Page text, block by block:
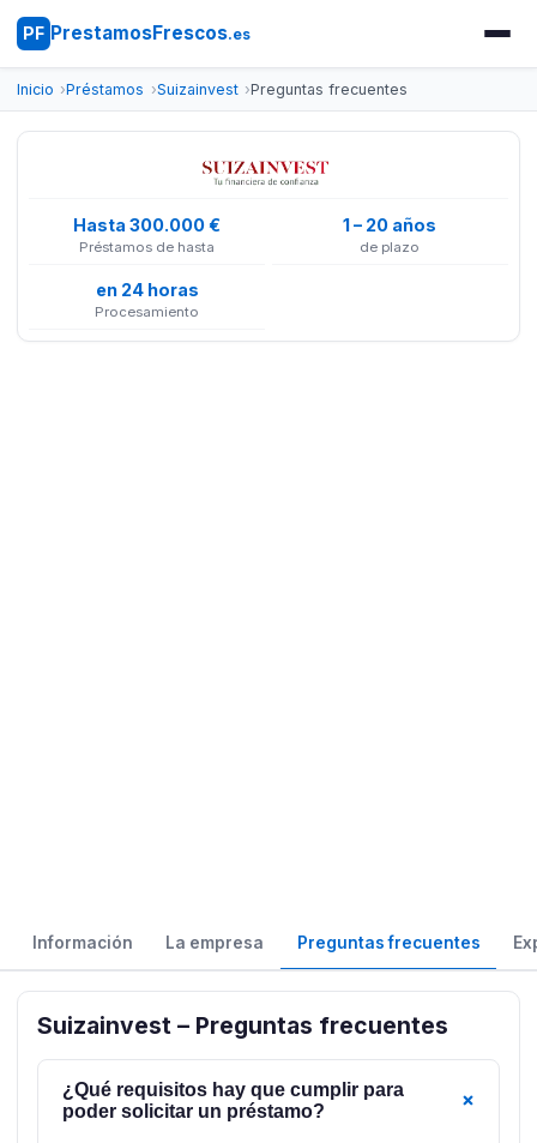
PF PrestamosFrescos.es
Inicio Préstamos Suizainvest Preguntas frecuentes
Hasta 300.000 €
Préstamos de hasta
1 – 20 años
de plazo
en 24 horas
Procesamiento
Información La empresa Preguntas frecuentes
Suizainvest – Preguntas frecuentes
¿Qué requisitos hay que cumplir para
poder solicitar un préstamo?
+